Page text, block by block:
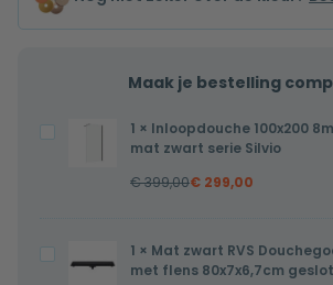
Maak je bestelling
Inloopdouche
100x200
mat
1 × Inloopdouche 100x200
mat zwart serie Silvio
€399,00€ 299,00
Mat
1 × Mat zwart RVS
met flens 80x7x6,7cm